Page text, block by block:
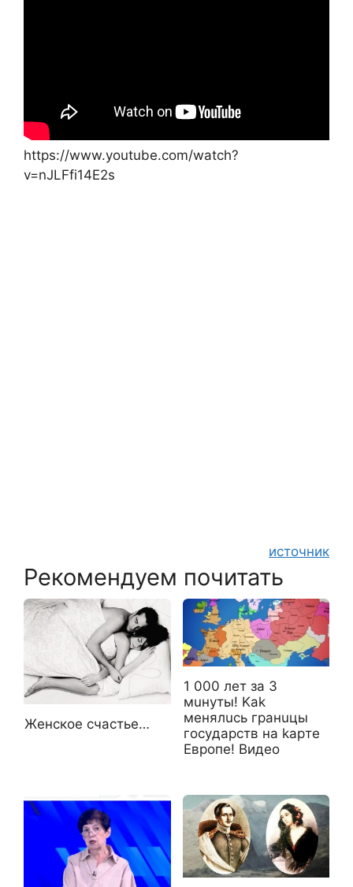
https://www.youtube.com/watch?
v=nJLFfi14E2s
источник
Рекомендуем почитать
Женское счастье…
1 000 лeт за 3
мuнyты! Kak
мeнялucь гpaнuцы
гocyдapcтв нa kapте
Eвpoпe! Видео